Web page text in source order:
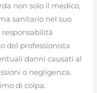
non solo il medico,
sanitario nel suo
del professionista
danni causati al
o negligenza.
di colpa.